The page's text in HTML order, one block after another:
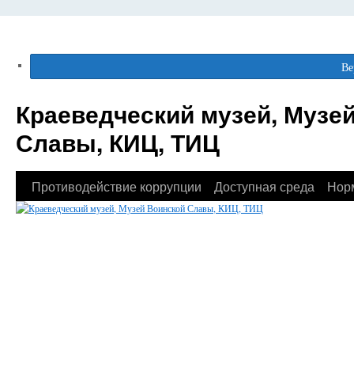
Краеведческий музей,
Славы, КИЦ, ТИЦ
Противодействие коррупции Доступная среда